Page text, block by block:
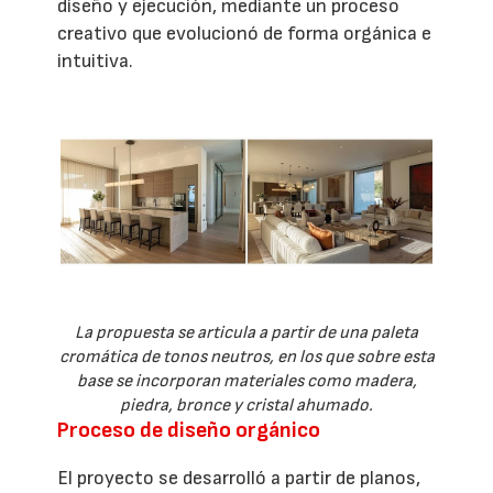
diseño y ejecución, mediante un proceso
creativo que evolucionó de forma orgánica e
intuitiva.
La propuesta se articula a partir de una paleta
cromática de tonos neutros, en los que sobre esta
base se incorporan materiales como madera,
piedra, bronce y cristal ahumado.
Proceso de diseño orgánico
El proyecto se desarrolló a partir de planos,